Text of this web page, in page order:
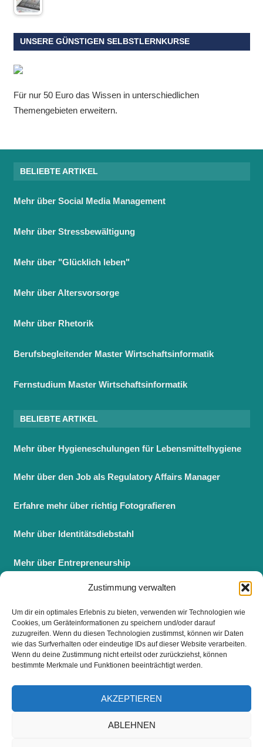
Zustimmung verwalten
Um dir ein optimales Erlebnis zu bieten, verwenden wir Technologien wie
Cookies, um Geräteinformationen zu speichern und/oder darauf
zuzugreifen. Wenn du diesen Technologien zustimmst, können wir Daten
wie das Surfverhalten oder eindeutige IDs auf dieser Website verarbeiten.
Wenn du deine Zustimmung nicht erteilst oder zurückziehst, können
bestimmte Merkmale und Funktionen beeinträchtigt werden.
AKZEPTIEREN
ABLEHNEN
UNSERE GÜNSTIGEN SELBSTLERNKURSE
Für nur 50 Euro das Wissen in unterschiedlichen
Themengebieten erweitern.
BELIEBTE ARTIKEL
Mehr über Social Media Management
Mehr über Stressbewältigung
Mehr über "Glücklich leben"
Mehr über Altersvorsorge
Mehr über Rhetorik
Berufsbegleitender Master Wirtschaftsinformatik
Fernstudium Master Wirtschaftsinformatik
BELIEBTE ARTIKEL
Mehr über Hygieneschulungen für Lebensmittelhygiene
Mehr über den Job als Regulatory Affairs Manager
Erfahre mehr über richtig Fotografieren
Mehr über Identitätsdiebstahl
Mehr über Entrepreneurship
Berufsbegleitender Master BWL
Fernstudium Master BWL
FOLGE UNS